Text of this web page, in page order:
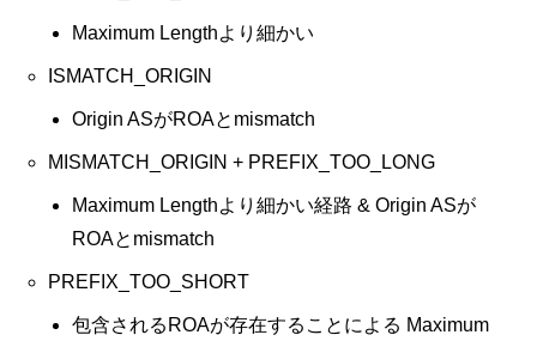
Maximum Lengthより細かい
ISMATCH_ORIGIN
Origin ASがROAとmismatch
MISMATCH_ORIGIN + PREFIX_TOO_LONG
Maximum Lengthより細かい経路 & Origin ASが
ROAとmismatch
PREFIX_TOO_SHORT
包含されるROAが存在することによる Maximum